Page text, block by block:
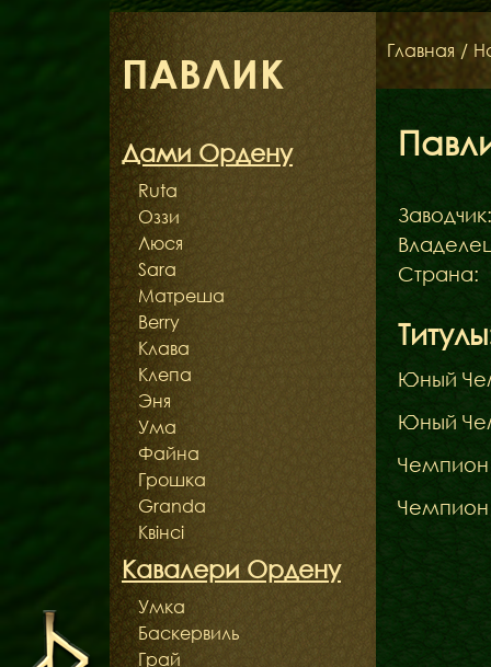
ПАВЛИК
Дами Ордену
Ruta
Оззи
Люся
Sara
Матреша
Berry
Клава
Клепа
Эня
Ума
Файна
Грошка
Granda
Квінсі
Кавалери Ордену
Умка
Баскервиль
Грай
Главная /
Заводчик:
Страна:
Юный
Юный